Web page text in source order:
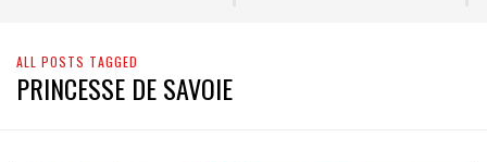
ALL POSTS TAGGED
PRINCESSE DE SAVOIE